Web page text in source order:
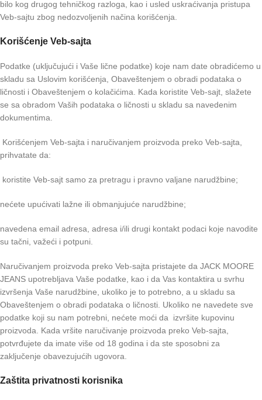
bilo kog drugog tehničkog razloga, kao i usled uskraćivanja pristupa
Veb-sajtu zbog nedozvoljenih načina korišćenja.
Korišćenje Veb-sajta
Podatke (uključujući i Vaše lične podatke) koje nam date obradićemo u
skladu sa Uslovim korišćenja, Obaveštenjem o obradi podataka o
ličnosti i Obaveštenjem o kolačićima. Kada koristite Veb-sajt, slažete
se sa obradom Vaših podataka o ličnosti u skladu sa navedenim
dokumentima.
Korišćenjem Veb-sajta i naručivanjem proizvoda preko Veb-sajta,
prihvatate da:
koristite Veb-sajt samo za pretragu i pravno valjane narudžbine;
nećete upućivati lažne ili obmanjujuće narudžbine;
navedena email adresa, adresa i/ili drugi kontakt podaci koje navodite
su tačni, važeći i potpuni.
Naručivanjem proizvoda preko Veb-sajta pristajete da JACK MOORE
JEANS upotrebljava Vaše podatke, kao i da Vas kontaktira u svrhu
izvršenja Vaše narudžbine, ukoliko je to potrebno, a u skladu sa
Obaveštenjem o obradi podataka o ličnosti. Ukoliko ne navedete sve
podatke koji su nam potrebni, nećete moći da izvršite kupovinu
proizvoda. Kada vršite naručivanje proizvoda preko Veb-sajta,
potvrđujete da imate više od 18 godina i da ste sposobni za
zaključenje obavezujućih ugovora.
Zaštita privatnosti korisnika